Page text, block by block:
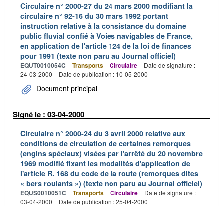
Circulaire n° 2000-27 du 24 mars 2000 modifiant la
circulaire n° 92-16 du 30 mars 1992 portant
instruction relative à la consistance du domaine
public fluvial confié à Voies navigables de France,
en application de l'article 124 de la loi de finances
pour 1991 (texte non paru au Journal officiel)
EQUT0010054C Transports Circulaire
Date de signature :
24-03-2000
Date de publication : 10-05-2000
Document principal
Signé le : 03-04-2000
Circulaire n° 2000-24 du 3 avril 2000 relative aux
conditions de circulation de certaines remorques
(engins spéciaux) visées par l'arrêté du 20 novembre
1969 modifié fixant les modalités d'application de
l'article R. 168 du code de la route (remorques dites
« bers roulants ») (texte non paru au Journal officiel)
EQUS0010051C Transports Circulaire
Date de signature :
03-04-2000
Date de publication : 25-04-2000